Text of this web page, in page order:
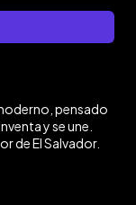
pensado
y se une.
de El Salvador.